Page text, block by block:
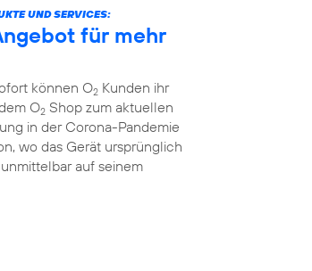
UND SERVICES:
für mehr
können O2 Kunden ihr
O2 Shop zum aktuellen
in der Corona-Pandemie
wo das Gerät ursprünglich
auf seinem